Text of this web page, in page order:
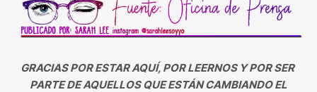
GRACIAS POR ESTAR AQUÍ, POR LEERNOS Y POR SER
PARTE DE AQUELLOS QUE ESTÁN CAMBIANDO EL